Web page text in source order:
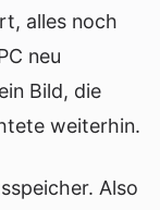
alles noch
neu
Bild, die
weiterhin.
Also